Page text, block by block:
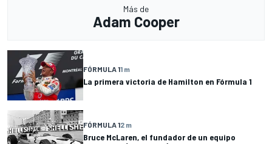
Más de
Adam Cooper
FÓRMULA 11 m
La primera victoria de Hamilton en Fórmula 1
FÓRMULA 12 m
Bruce McLaren, el fundador de un equipo